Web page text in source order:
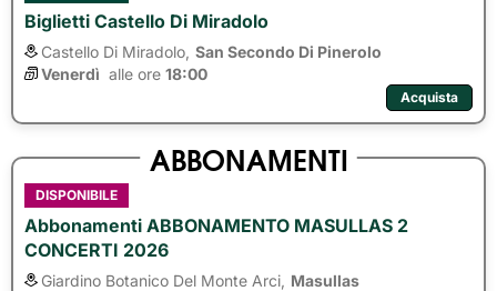
Biglietti Castello Di Miradolo
Castello Di Miradolo, San Secondo Di Pinerolo
Venerdì alle ore 18:00
Acquista
ABBONAMENTI
DISPONIBILE
Abbonamenti ABBONAMENTO MASULLAS 2
CONCERTI 2026
Giardino Botanico Del Monte Arci, Masullas